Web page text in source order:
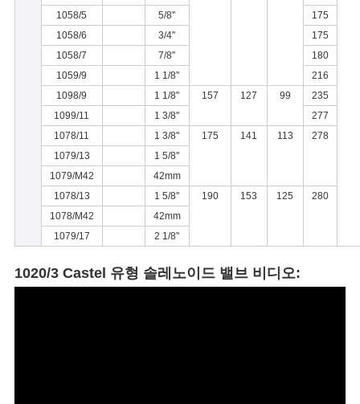
1058/5
5/8''
175
1058/6
3/4''
175
1058/7
7/8''
180
1059/9
1 1/8''
216
1098/9
1 1/8'' 157 127 99
235
1099/11
1 3/8''
277
1078/11
1 3/8'' 175 141 113
278
1079/13
1 5/8''
1079/M42
42mm
1078/13
1 5/8'' 190 153 125
280
1078/M42
42mm
1079/17
2 1/8''
1020/3 Castel 유형 솔레노이드 밸브 비디오: